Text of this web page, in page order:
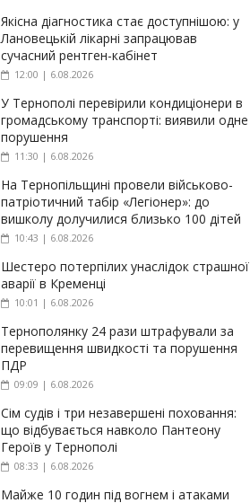
Якісна діагностика стає доступнішою: у
Лановецькій лікарні запрацював
сучасний рентген-кабінет
12:00 | 6.08.2026
У Тернополі перевірили кондиціонери в
громадському транспорті: виявили одне
порушення
11:30 | 6.08.2026
На Тернопільщині провели військово-
патріотичний табір «Легіонер»: до
вишколу долучилися близько 100 дітей
10:43 | 6.08.2026
Шестеро потерпілих унаслідок страшної
аварії в Кременці
10:01 | 6.08.2026
Тернополянку 24 рази штрафували за
перевищення швидкості та порушення
ПДР
09:09 | 6.08.2026
Сім судів і три незавершені поховання:
що відбувається навколо Пантеону
Героїв у Тернополі
08:33 | 6.08.2026
Майже 10 годин під вогнем і атаками